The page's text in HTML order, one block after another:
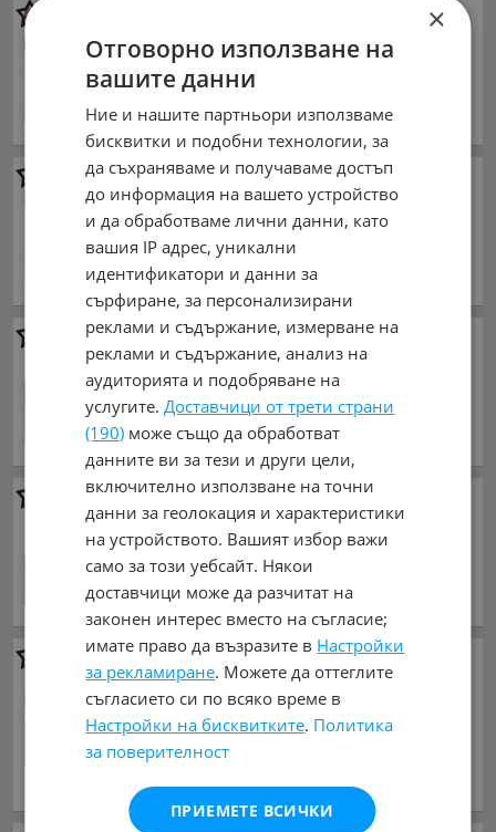
24 300 €
47 526.67 лв.
обл. София, гр. Златица
Dodge Ram RAM5.7HEMI
26 500 €
51 829.50 лв.
ноември 2019 г., Бензинов
обл. София, гр. София
Dodge Ram1500 Bighorn LPG
58 287.27 €
114 000 лв.
февруари 2023 г., Бензинов
Намира се в Германия
Dodge RamTRX body kit
65 000 €
127 128.95 лв.
юли 2024 г., Бензинов
обл. Пловдив, гр. Пловдив
Dodge Ram
61 999 €
121 259.50 лв.
Цената е без ДДС
Намира се в Чехия
×
Отговорно използване на
вашите данни
Ние и нашите партньори използваме
бисквитки и подобни технологии, за
да съхраняваме и получаваме достъп
до информация на вашето устройство
и да обработваме лични данни, като
вашия IP адрес, уникални
идентификатори и данни за
сърфиране, за персонализирани
реклами и съдържание, измерване на
реклами и съдържание, анализ на
аудиторията и подобряване на
услугите.Доставчици от трети страни
(190) може също да обработват
данните ви за тези и други цели,
включително използване на точни
данни за геолокация и характеристики
на устройството. Вашият избор важи
само за този уебсайт. Някои
доставчици може да разчитат на
законен интерес вместо на съгласие;
имате право да възразите в Настройки
за рекламиране. Можете да оттеглите
съгласието си по всяко време в
Настройки на бисквитките. Политика
за поверителност
ПРИЕМЕТЕ ВСИЧКИ